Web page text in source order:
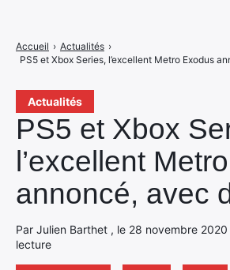
Actualités
PS5 et Xbox
l’excellent
annoncé, avec
Par Julien Barthet , le 28 novembre
lecture
Accueil › Actualités ›
PS5 et Xbox Series, l’excellent Metro Exodus